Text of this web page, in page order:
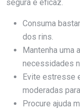
segura e eficaz.
Consuma
dos rins.
Mantenha uma
necessidades
Evite estresse
moderadas
Procure ajuda